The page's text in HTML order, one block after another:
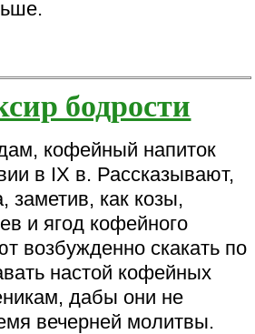
бодрости
кофейный напиток
в IX в. Рассказывают,
заметив, как козы,
и ягод кофейного
возбужденно скакать по
настой кофейных
дабы они не
вечерней молитвы.